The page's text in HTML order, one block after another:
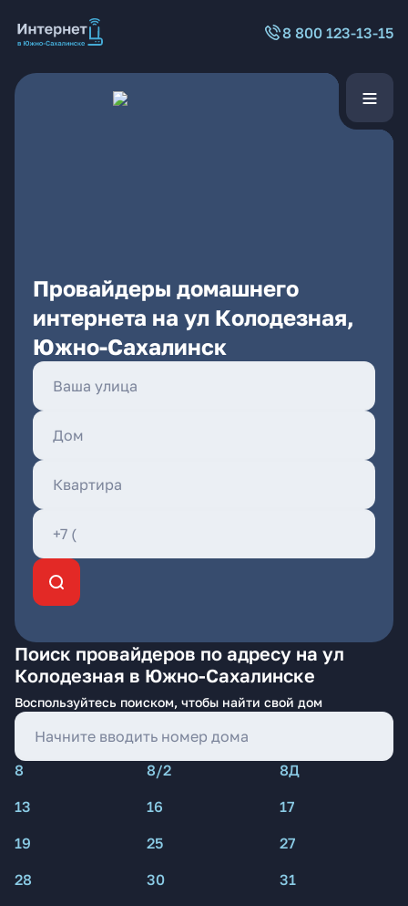
8 800 123-13-15
Провайдеры домашнего
интернета на ул Колодезная,
Южно-Сахалинск
Поиск провайдеров по адресу на ул
Колодезная в Южно-Сахалинске
Воспользуйтесь поиском, чтобы найти свой дом
8 8/2
8Д
13
16
17
19
25
27
28
30
31